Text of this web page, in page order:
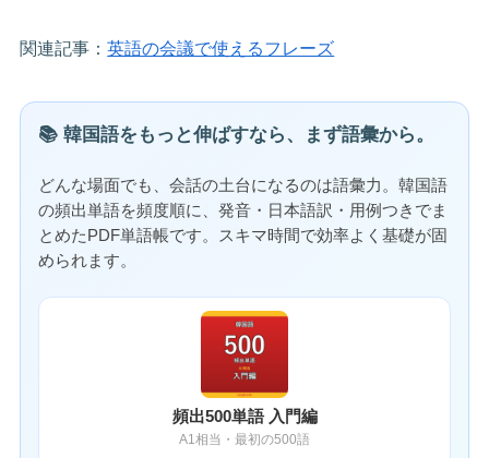
関連記事：英語の会議で使えるフレーズ
📚 韓国語をもっと伸ばすなら、まず語彙から。
どんな場面でも、会話の土台になるのは語彙力。韓国語
の頻出単語を頻度順に、発音・日本語訳・用例つきでま
とめたPDF単語帳です。スキマ時間で効率よく基礎が固
められます。
頻出500単語 入門編
A1相当・最初の500語